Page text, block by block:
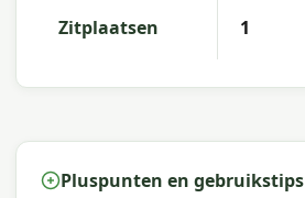
Zitplaatsen 1
Pluspunten en gebruikstips